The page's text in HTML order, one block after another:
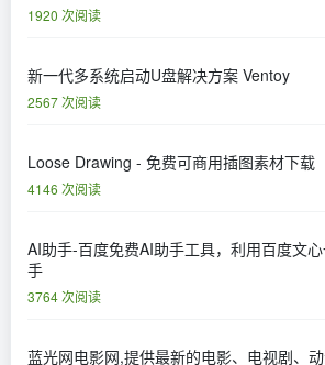
1920 次阅读
新一代多系统启动U盘解决方案 Ventoy
2567 次阅读
Loose Drawing - 免费可商用插图素材下载
4146 次阅读
AI助手-百度免费AI助手工具，利用百度文
手
3764 次阅读
蓝光网电影网,提供最新的电影、电视剧、动